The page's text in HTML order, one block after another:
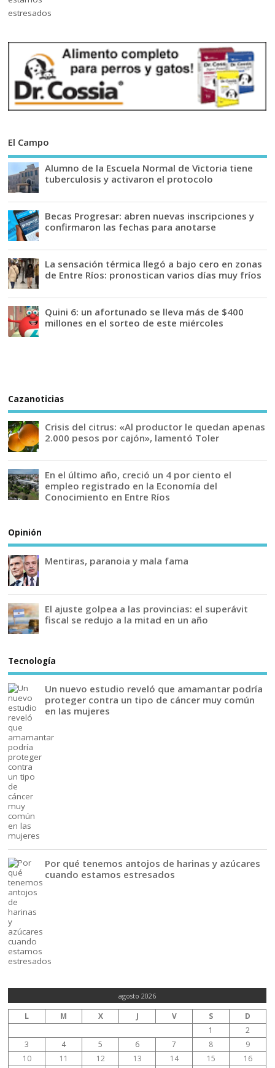
El Campo
Alumno de la Escuela Normal de Victoria tiene
tuberculosis y activaron el protocolo
Becas Progresar: abren nuevas inscripciones y
confirmaron las fechas para anotarse
La sensación térmica llegó a bajo cero en zonas
de Entre Ríos: pronostican varios días muy fríos
Quini 6: un afortunado se lleva más de $400
millones en el sorteo de este miércoles
Cazanoticias
Crisis del citrus: «Al productor le quedan apenas
2.000 pesos por cajón», lamentó Toler
En el último año, creció un 4 por ciento el
empleo registrado en la Economía del
Conocimiento en Entre Ríos
Opinión
Mentiras, paranoia y mala fama
El ajuste golpea a las provincias: el superávit
fiscal se redujo a la mitad en un año
Tecnología
Un nuevo estudio reveló que amamantar podría
proteger contra un tipo de cáncer muy común
en las mujeres
Por qué tenemos antojos de harinas y azúcares
cuando estamos estresados
agosto 2026
L M X J V S
D
1
2
3
4 5 6 7 8
9
10
11 12 13 14 15
16